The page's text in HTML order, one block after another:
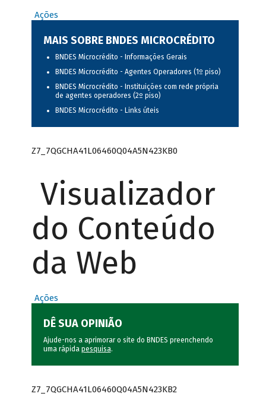
Ações
MAIS SOBRE BNDES MICROCRÉDITO
BNDES Microcrédito - Informações Gerais
BNDES Microcrédito - Agentes Operadores (1º piso)
BNDES Microcrédito - Instituições com rede própria
de agentes operadores (2º piso)
BNDES Microcrédito - Links úteis
Z7_7QGCHA41L06460Q04A5N423KB0
Visualizador
do Conteúdo
da Web
Ações
DÊ SUA OPINIÃO
Ajude-nos a aprimorar o site do BNDES preenchendo
uma rápida pesquisa.
Z7_7QGCHA41L06460Q04A5N423KB2